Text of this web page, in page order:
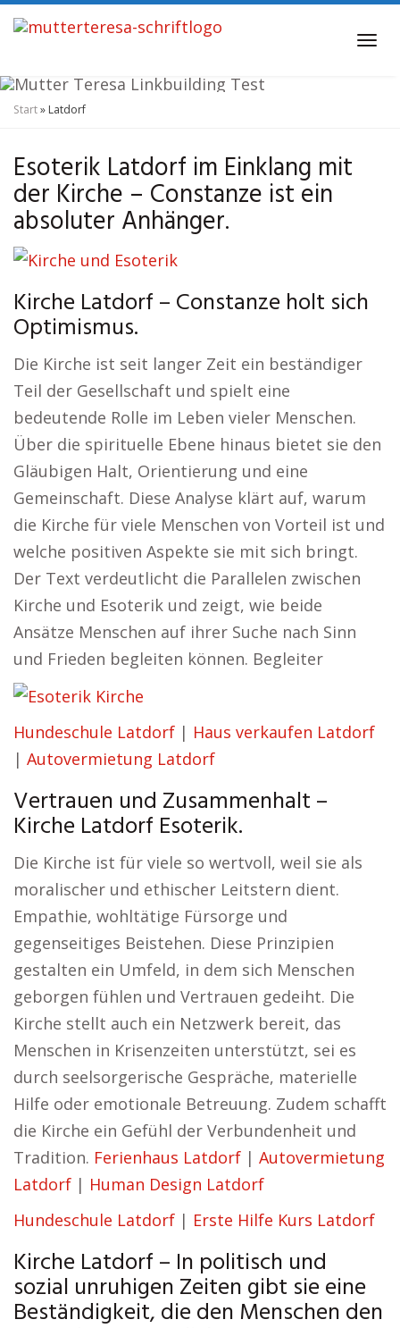
Skip
to
content
Start» Latdorf
Esoterik Latdorf im Einklang mit
der Kirche – Constanze ist ein
absoluter Anhänger.
Kirche Latdorf – Constanze holt sich
Optimismus.
Die Kirche ist seit langer Zeit ein beständiger
Teil der Gesellschaft und spielt eine
bedeutende Rolle im Leben vieler Menschen.
Über die spirituelle Ebene hinaus bietet sie den
Gläubigen Halt, Orientierung und eine
Gemeinschaft. Diese Analyse klärt auf, warum
die Kirche für viele Menschen von Vorteil ist und
welche positiven Aspekte sie mit sich bringt.
Der Text verdeutlicht die Parallelen zwischen
Kirche und Esoterik und zeigt, wie beide
Ansätze Menschen auf ihrer Suche nach Sinn
und Frieden begleiten können. Begleiter
Hundeschule Latdorf | Haus verkaufen Latdorf
| Autovermietung Latdorf
Vertrauen und Zusammenhalt –
Kirche Latdorf Esoterik.
Die Kirche ist für viele so wertvoll, weil sie als
moralischer und ethischer Leitstern dient.
Empathie, wohltätige Fürsorge und
gegenseitiges Beistehen. Diese Prinzipien
gestalten ein Umfeld, in dem sich Menschen
geborgen fühlen und Vertrauen gedeiht. Die
Kirche stellt auch ein Netzwerk bereit, das
Menschen in Krisenzeiten unterstützt, sei es
durch seelsorgerische Gespräche, materielle
Hilfe oder emotionale Betreuung. Zudem schafft
die Kirche ein Gefühl der Verbundenheit und
Tradition. Ferienhaus Latdorf | Autovermietung
Latdorf | Human Design Latdorf
Hundeschule Latdorf | Erste Hilfe Kurs Latdorf
Kirche Latdorf – In politisch und
sozial unruhigen Zeiten gibt sie eine
Beständigkeit, die den Menschen den